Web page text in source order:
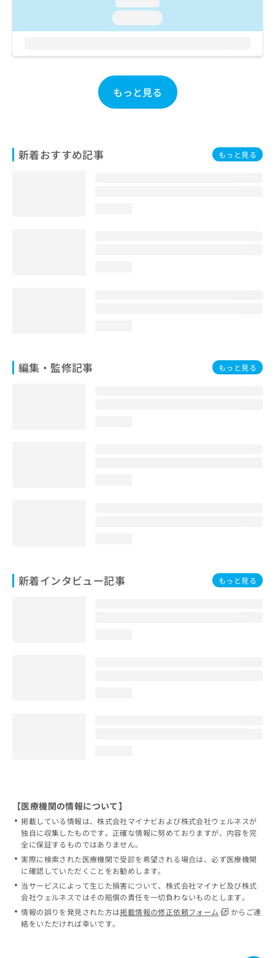
もっと見る
新着おすすめ記事 もっと見る
編集・監修記事 もっと見る
新着インタビュー記事 もっと見る
い
わ
【医療機関の情報について】
掲載している情報は、株式会社マイナビおよび株式会社ウェルネスが
独自に収集したものです。正確な情報に努めておりますが、内容を完
全に保証するものではありません。
実際に検索された医療機関で受診を希望される場合は、必ず医療機関
に確認していただくことをお勧めします。
当サービスによって生じた損害について、株式会社マイナビ及び株式
会社ウェルネスではその賠償の責任を一切負わないものとします。
情報の誤りを発見された方は掲載情報の修正依頼フォーム
からご連
絡をいただければ幸いです。